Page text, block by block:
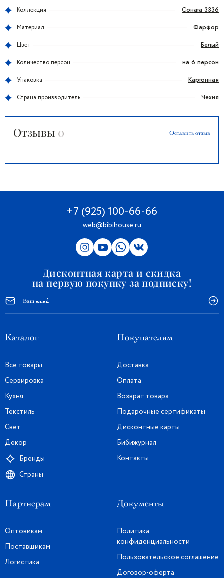
Коллекция Соната 3336
Материал Фарфор
Цвет Белый
Количество персон на 6 персон
Упаковка Картонная
Страна производитель Чехия
Отзывы 0 Оставить отзыв
+7 (925) 100-66-66
web@bibihouse.ru
Дисконтная карта и скидка
на первую покупку за подписку!
Каталог
Все товары
Сервировка
Кухня
Текстиль
Свет
Декор
Бренды
Страны
Покупателям
Доставка
Оплата
Возврат товара
Подарочные сертификаты
Дисконтные карты
Бибижурнал
Контакты
Партнерам
Оптовикам
Поставщикам
Логистика
Документы
Политика
конфиденциальности
Пользовательское соглашение
Договор-оферта